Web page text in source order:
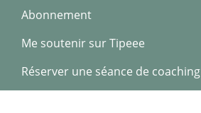
Abonnement
Me soutenir sur Tipeee
Réserver une séance de coaching